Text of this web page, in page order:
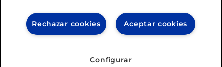
IE SCHOOL OF ARCHITECTURE AND DESIGN
IE SCHOOL OF SCIENCE & TECHNOLOGY
Aceptar cookies
Rechazar cookies
Configurar